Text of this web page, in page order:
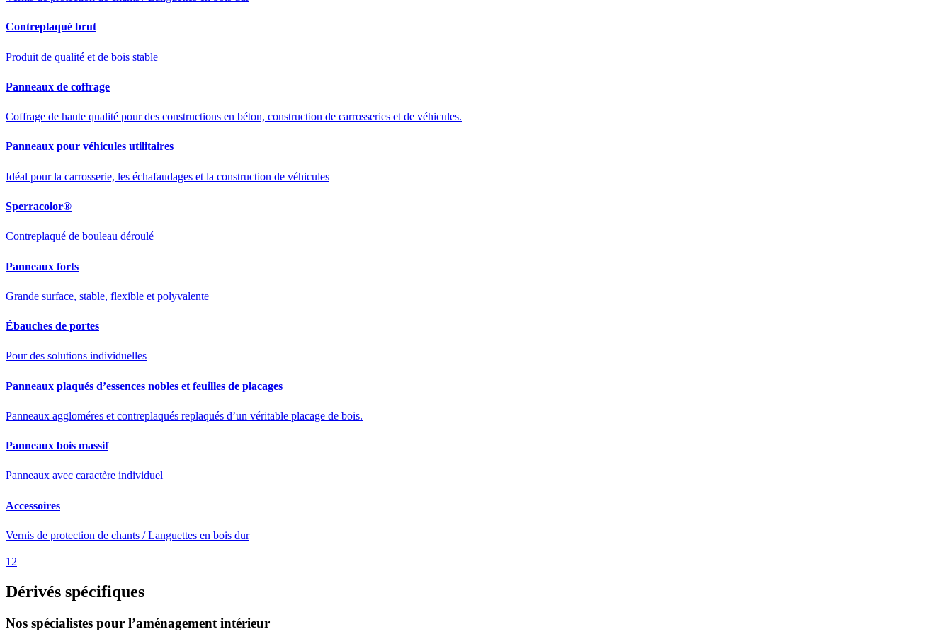
Contreplaqué brut
Produit de qualité et de bois stable
Panneaux de coffrage
Coffrage de haute qualité pour des constructions en béton, construction de carrosseries et de véhicules.
Panneaux pour véhicules utilitaires
Idéal pour la carrosserie, les échafaudages et la construction de véhicules
Sperracolor®
Contreplaqué de bouleau déroulé
Panneaux forts
Grande surface, stable, flexible et polyvalente
Ébauches de portes
Pour des solutions individuelles
Panneaux plaqués d’essences nobles et feuilles de placages
Panneaux aggloméres et contreplaqués replaqués d’un véritable placage de bois.
Panneaux bois massif
Panneaux avec caractère individuel
Accessoires
Vernis de protection de chants / Languettes en bois dur
1 2
Dérivés spécifiques
Nos spécialistes pour l’aménagement intérieur